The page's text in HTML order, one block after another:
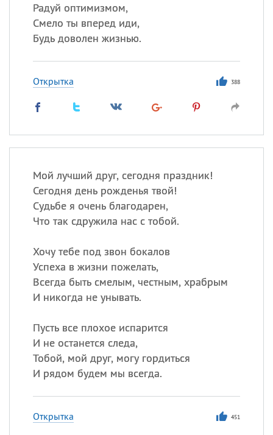
Радуй оптимизмом,
Смело ты вперед иди,
Будь доволен жизнью.
Открытка 388
Мой лучший друг, сегодня праздник!
Сегодня день рожденья твой!
Судьбе я очень благодарен,
Что так сдружила нас с тобой.
Хочу тебе под звон бокалов
Успеха в жизни пожелать,
Всегда быть смелым, честным, храбрым
И никогда не унывать.
Пусть все плохое испарится
И не останется следа,
Тобой, мой друг, могу гордиться
И рядом будем мы всегда.
Открытка 451